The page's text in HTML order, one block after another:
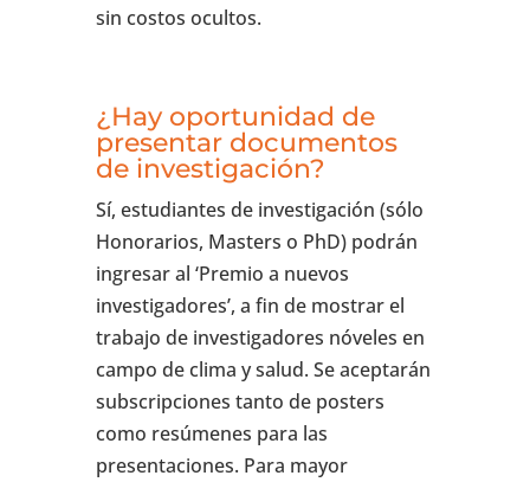
sin costos ocultos.
¿Hay oportunidad de
presentar documentos
de investigación?
Sí, estudiantes de investigación (sólo
Honorarios, Masters o PhD) podrán
ingresar al ‘Premio a nuevos
investigadores’, a fin de mostrar el
trabajo de investigadores nóveles en
campo de clima y salud. Se aceptarán
subscripciones tanto de posters
como resúmenes para las
presentaciones. Para mayor